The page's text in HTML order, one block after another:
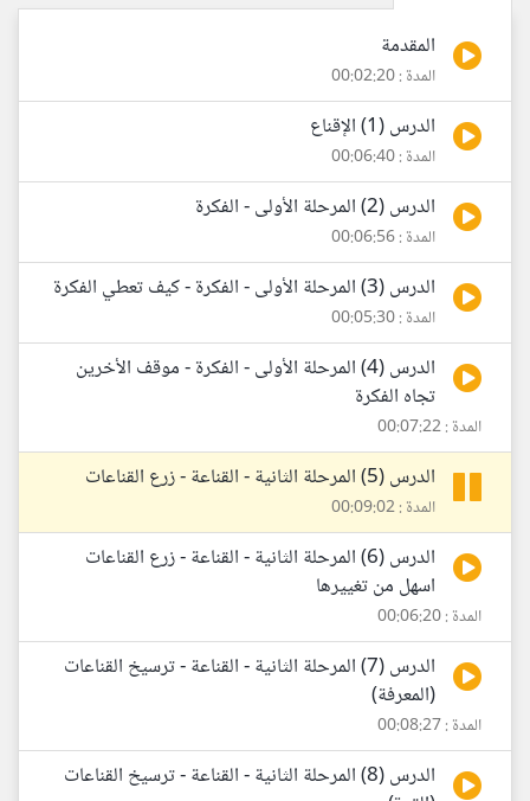
المقدمة
المدة : 00:02:20
الدرس (1) الإقناع
المدة : 00:06:40
الدرس (2) المرحلة الأولى - الفكرة
المدة : 00:06:56
الدرس (3) المرحلة الأولى - الفكرة - كيف تعطي الفكرة
المدة : 00:05:30
الدرس (4) المرحلة الأولى - الفكرة - موقف الأخرين
تجاه الفكرة
المدة : 00:07:22
الدرس (5) المرحلة الثانية - القناعة - زرع القناعات
المدة : 00:09:02
الدرس (6) المرحلة الثانية - القناعة - زرع القناعات
اسهل من تغييرها
المدة : 00:06:20
الدرس (7) المرحلة الثانية - القناعة - ترسيخ القناعات
(المعرفة)
المدة : 00:08:27
الدرس (8) المرحلة الثانية - القناعة - ترسيخ القناعات